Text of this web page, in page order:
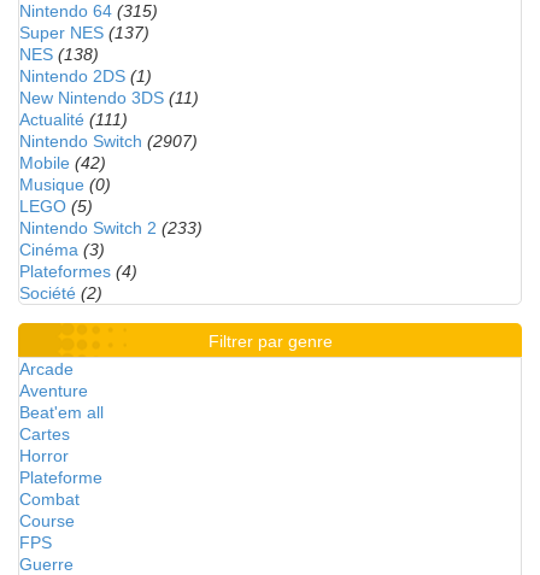
Nintendo 64 (315)
Super NES (137)
NES (138)
Nintendo 2DS (1)
New Nintendo 3DS (11)
Actualité (111)
Nintendo Switch (2907)
Mobile (42)
Musique (0)
LEGO (5)
Nintendo Switch 2 (233)
Cinéma (3)
Plateformes (4)
Société (2)
Filtrer par genre
Arcade
Aventure
Beat'em all
Cartes
Horror
Plateforme
Combat
Course
FPS
Guerre